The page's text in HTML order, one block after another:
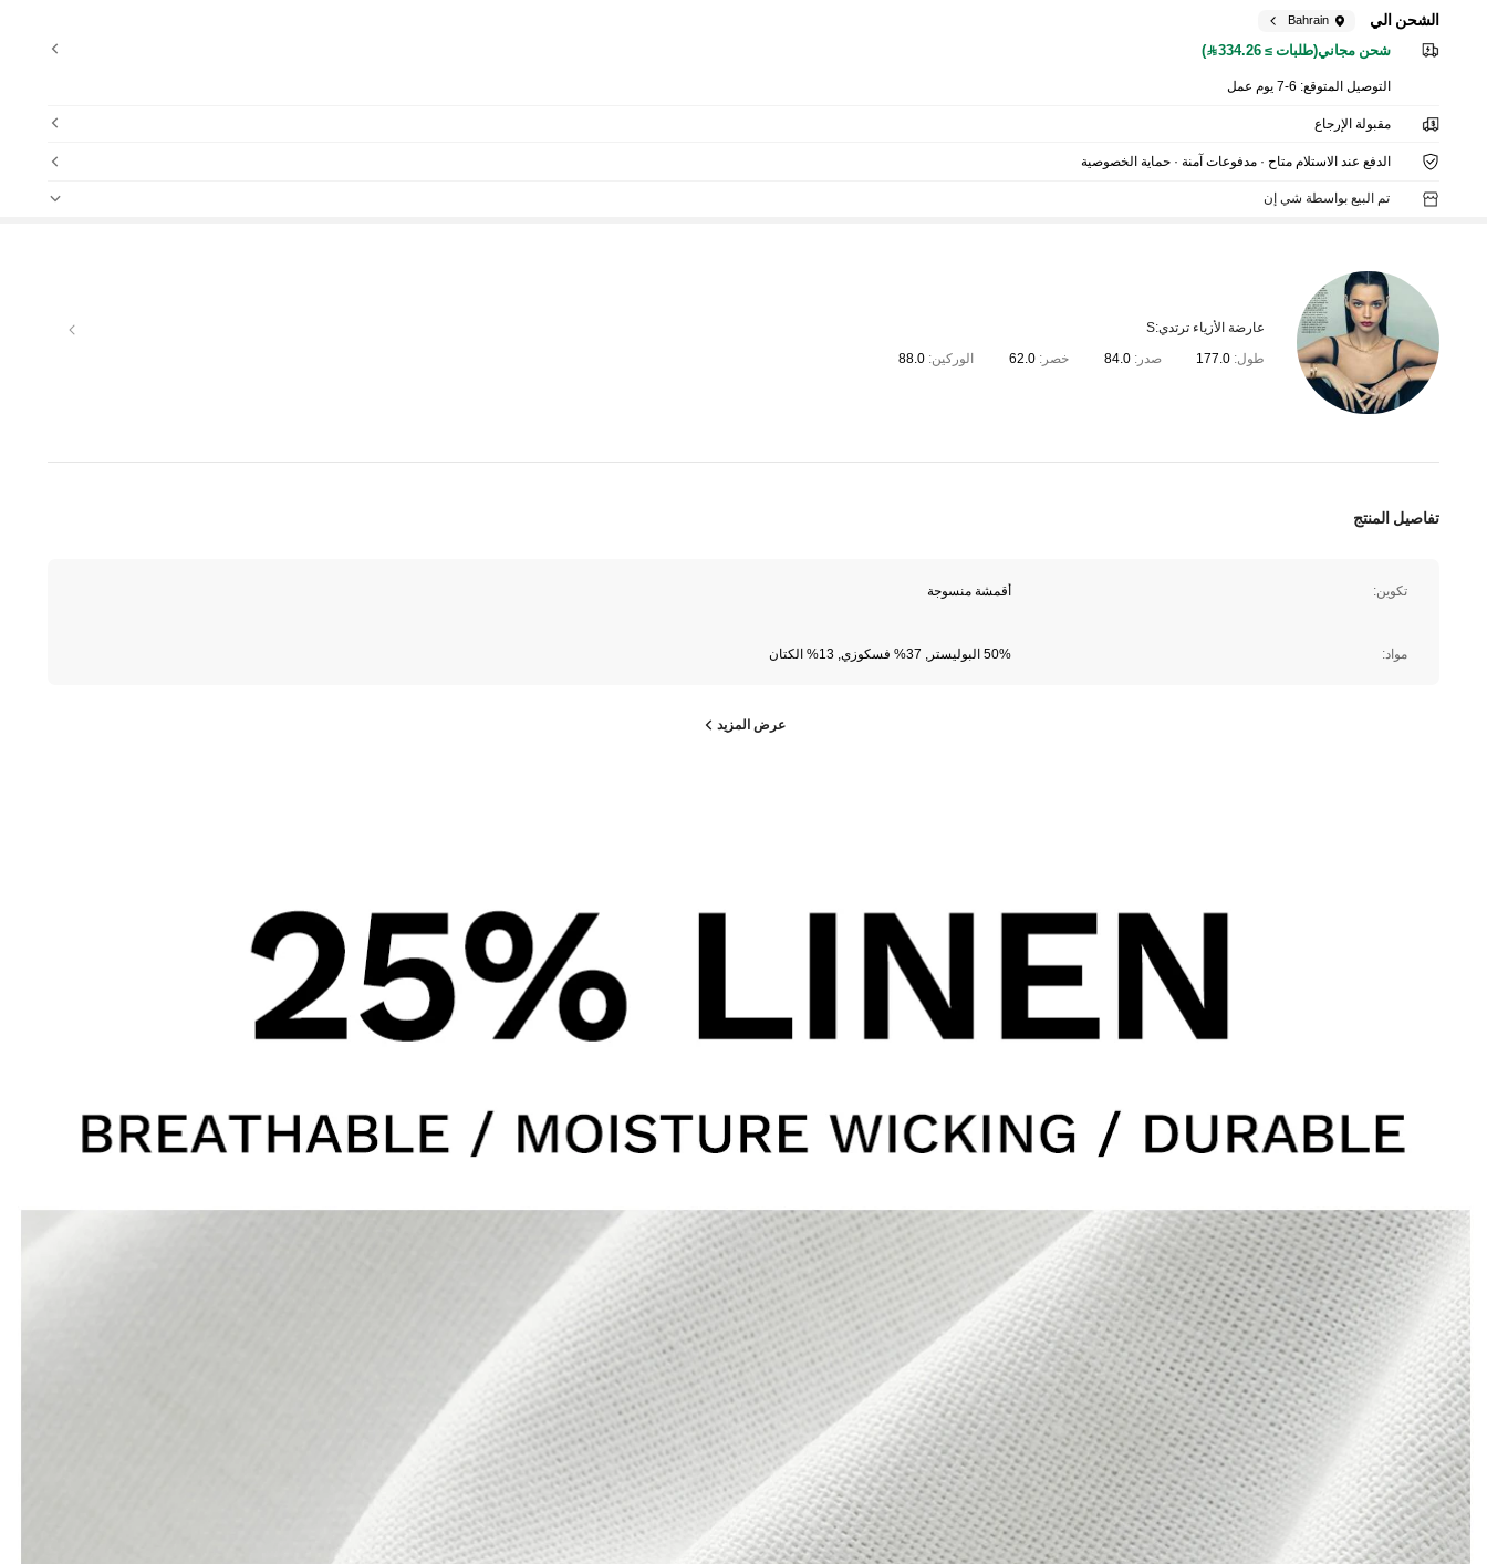
الشحن الي Bahrain
شحن مجاني(طلبات ≥ 334.26)
التوصيل المتوقع: 6-7 يوم عمل
مقبولة الإرجاع
الدفع عند الاستلام متاح · مدفوعات آمنة · حماية الخصوصية
تم البيع بواسطة شي إن
عارضة الأزياء ترتدي:S
طول: 177.0 صدر:84.0 خصر: 62.0 الوركين: 88.0
تفاصيل المنتج
تكوين: أقمشة منسوجة
مواد: 50% البوليستر, 37% فسكوزي, 13% الكتان
عرض المزيد